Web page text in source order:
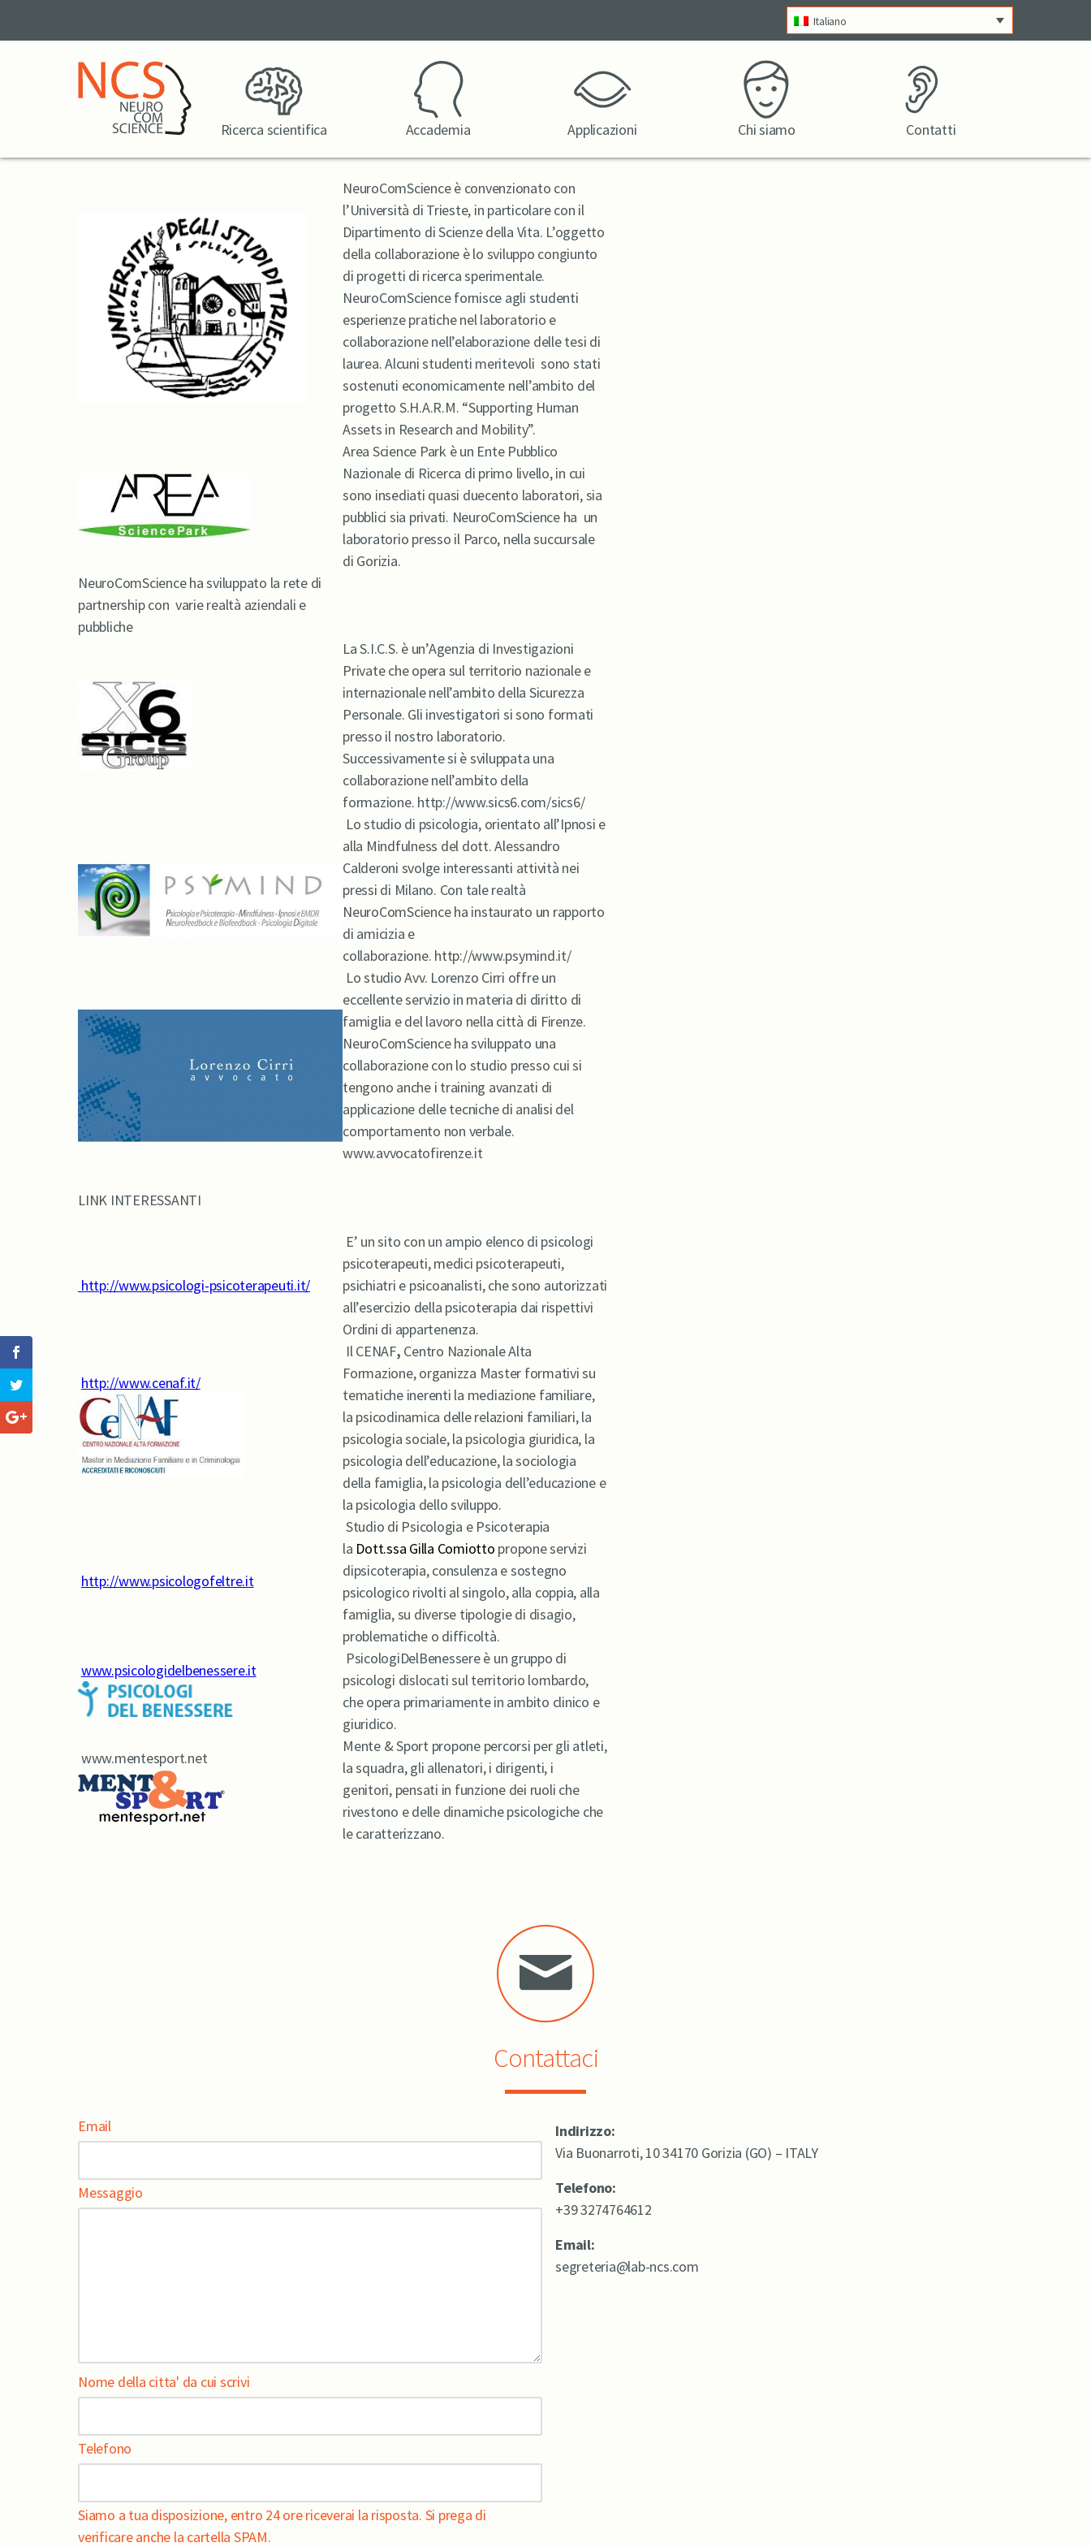
Italiano
Ricerca scientifica Accademia Applicazioni Chi siamo Contatti
NeuroComScience è convenzionato con
l’Università di Trieste, in particolare con il
Dipartimento di Scienze della Vita. L’oggetto
della collaborazione è lo sviluppo congiunto
di progetti di ricerca sperimentale.
NeuroComScience fornisce agli studenti
esperienze pratiche nel laboratorio e
collaborazione nell’elaborazione delle tesi di
laurea. Alcuni studenti meritevoli sono stati
sostenuti economicamente nell’ambito del
progetto S.H.A.R.M. “Supporting Human
Assets in Research and Mobility”.
Area Science Park è un Ente Pubblico
Nazionale di Ricerca di primo livello, in cui
sono insediati quasi duecento laboratori, sia
pubblici sia privati. NeuroComScience ha un
laboratorio presso il Parco, nella succursale
di Gorizia.
NeuroComScience ha sviluppato la rete di
partnership con varie realtà aziendali e
pubbliche
La S.I.C.S. è un’Agenzia di Investigazioni
Private che opera sul territorio nazionale e
internazionale nell’ambito della Sicurezza
Personale. Gli investigatori si sono formati
presso il nostro laboratorio.
Successivamente si è sviluppata una
collaborazione nell’ambito della
formazione. http://www.sics6.com/sics6/
Lo studio di psicologia, orientato all’Ipnosi e
alla Mindfulness del dott. Alessandro
Calderoni svolge interessanti attività nei
pressi di Milano. Con tale realtà
NeuroComScience ha instaurato un rapporto
di amicizia e
collaborazione. http://www.psymind.it/
Lo studio Avv. Lorenzo Cirri offre un
eccellente servizio in materia di diritto di
famiglia e del lavoro nella città di Firenze.
NeuroComScience ha sviluppato una
collaborazione con lo studio presso cui si
tengono anche i training avanzati di
applicazione delle tecniche di analisi del
comportamento non verbale.
www.avvocatofirenze.it
LINK INTERESSANTI
http://www.psicologi-psicoterapeuti.it/
E’ un sito con un ampio elenco di psicologi
psicoterapeuti, medici psicoterapeuti,
psichiatri e psicoanalisti, che sono autorizzati
all’esercizio della psicoterapia dai rispettivi
Ordini di appartenenza.
http://www.cenaf.it/
Il CENAF, Centro Nazionale Alta
Formazione, organizza Master formativi su
tematiche inerenti la mediazione familiare,
la psicodinamica delle relazioni familiari, la
psicologia sociale, la psicologia giuridica, la
psicologia dell’educazione, la sociologia
della famiglia, la psicologia dell’educazione e
la psicologia dello sviluppo.
http://www.psicologofeltre.it
Studio di Psicologia e Psicoterapia
la Dott.ssa Gilla Comiotto propone servizi
dipsicoterapia, consulenza e sostegno
psicologico rivolti al singolo, alla coppia, alla
famiglia, su diverse tipologie di disagio,
problematiche o difficoltà.
www.psicologidelbenessere.it
PsicologiDelBenessere è un gruppo di
psicologi dislocati sul territorio lombardo,
che opera primariamente in ambito clinico e
giuridico.
www.mentesport.net
Mente & Sport propone percorsi per gli atleti,
la squadra, gli allenatori, i dirigenti, i
genitori, pensati in funzione dei ruoli che
rivestono e delle dinamiche psicologiche che
le caratterizzano.
Contattaci
Email
Messaggio
Nome della citta' da cui scrivi
Telefono
Siamo a tua disposizione, entro 24 ore riceverai la risposta. Si prega di
verificare anche la cartella SPAM.
Indirizzo:
Via Buonarroti, 10 34170 Gorizia (GO) – ITALY
Telefono:
+39 3274764612
Email:
segreteria@lab-ncs.com